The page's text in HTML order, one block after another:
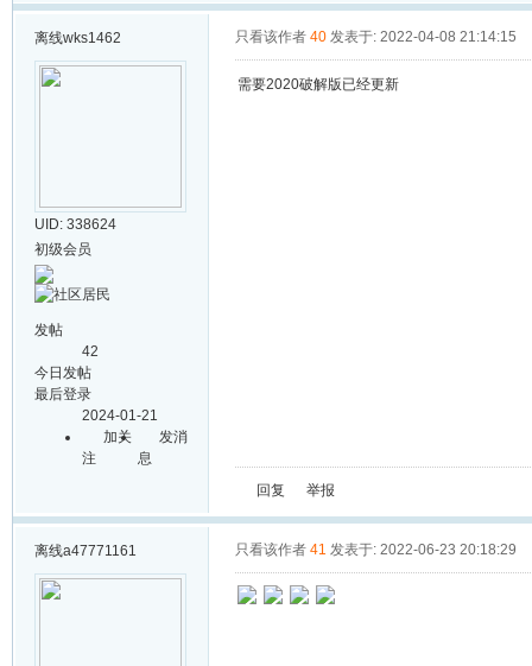
离线wks1462
UID: 338624
初级会员
发帖
42
今日发帖
最后登录
2024-01-21
加关
注
发消
息
只看该作者 40 发表于: 2022-04-08 21:14:15
需要2020破解版已经更新
回复 举报
离线a47771161 只看该作者 41 发表于: 2022-06-23 20:18:29